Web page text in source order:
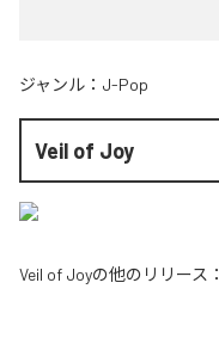
ジャンル： J-Pop
Veil of Joy
Veil of Joyの他のリリース：